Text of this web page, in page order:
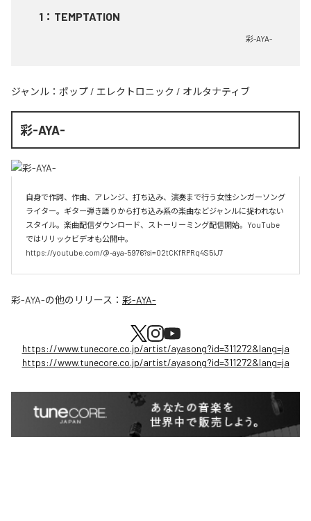
1 ： TEMPTATION
彩-AYA-
ジャンル： ポップ / エレクトロニック / オルタナティブ
彩-AYA-
自身で作詞、作曲、アレンジ、打ち込み、演奏まで行う女性シンガーソング
ライター。ギター弾き語りから打ち込み系の楽曲などジャンルに捉われない
スタイル。楽曲配信ダウンロード、ストーリーミング配信開始。YouTube
ではリリックビデオも公開中。
https://youtube.com/@-aya-5976?si=02tCKfRPRq4S5lJ7
彩-AYA-の他のリリース： 彩-AYA-
https://www.tunecore.co.jp/artist/ayasong?id=311272&lang=ja
https://www.tunecore.co.jp/artist/ayasong?id=311272&lang=ja